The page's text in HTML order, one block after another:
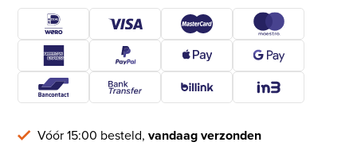
Vóór 15:00 besteld,vandaag verzonden